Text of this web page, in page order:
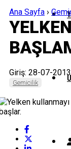
Ana Sayfa ›
Giriş: 28-07-
Gemicilik